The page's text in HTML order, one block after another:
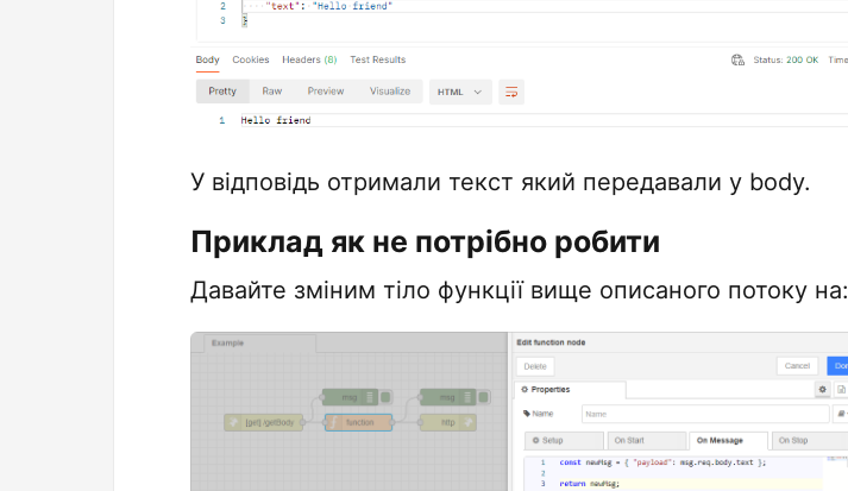
У відповідь отримали текст який передавали у body.
Приклад як не потрібно робити
Давайте зміним тіло функції вище описаного потоку на: